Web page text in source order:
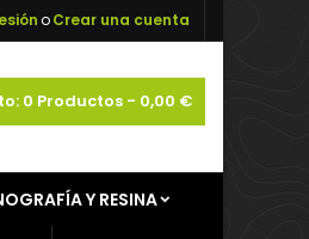
oCrear una cuenta
0 Productos - 0,00 €
Y RESINA